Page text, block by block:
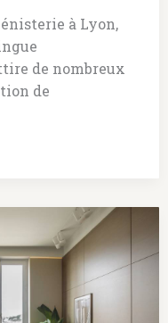
à Lyon,
de nombreux
de